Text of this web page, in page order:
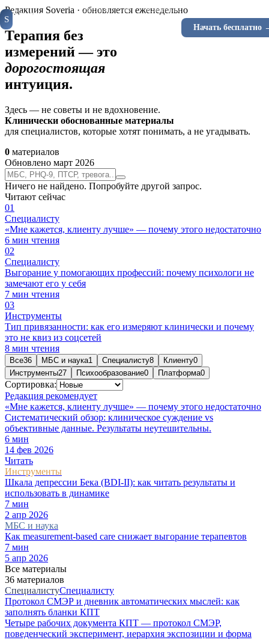
S Soveria Специалистам Клиентам
Начать бесплатно
Редакция Soveria · обновляется еженедельно
Терапия без
измерений — это
дорогостоящая
интуиция.
Здесь — не советы и не вдохновение.
Клинически обоснованные материалы
для специалистов, которые хотят понимать, а не угадывать.
0 материалов
Обновлено март 2026
Ничего не найдено. Попробуйте другой запрос.
Читают сейчас
01
Специалисту
«Мне кажется, клиенту лучше» — почему этого недостаточно
6 мин чтения
02
Специалисту
Выгорание у помогающих профессий: почему психологи не
замечают его у себя
7 мин чтения
03
Инструменты
Тип привязанности: как его измеряют клинически и почему
это не квиз из соцсетей
8 мин чтения
Все36 МБС и наука1 Специалисту8 Клиенту0
Инструменты27 Психообразование0 Платформа0
Сортировка:
Редакция рекомендует
«Мне кажется, клиенту лучше» — почему этого недостаточно
Систематический обзор: клиническое суждение vs
объективные данные. Результаты неутешительны.
6 мин
14 фев 2026
Читать
Инструменты
Шкала депрессии Бека (BDI-II): как читать результаты и
использовать в динамике
7 мин
2 апр 2026
МБС и наука
Как measurement-based care снижает выгорание терапевтов
7 мин
5 апр 2026
Все материалы
36 материалов
СпециалистуСпециалисту
Протокол СМЭР и дневник автоматических мыслей: как
заполнять бланки КПТ
Четыре рабочих документа КПТ — протокол СМЭР,
поведенческий эксперимент, иерархия экспозиции и форма